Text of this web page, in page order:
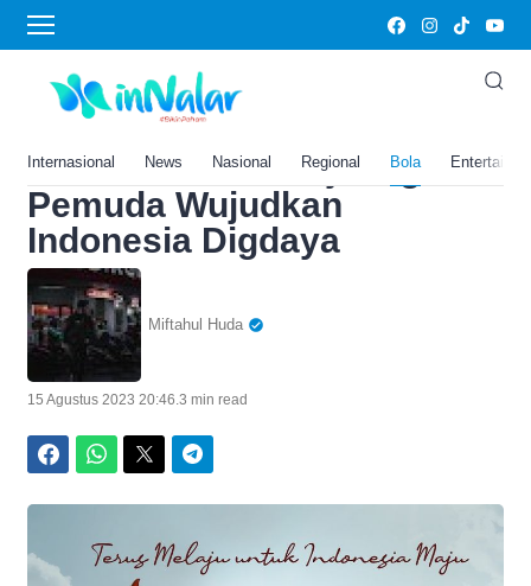
Internasional News Nasional Regional Bola
Home›Bola
Membangun Garuda, Film
yang Cocok Ditonton saat
HUT RI ke-78: Perjuangan 7
Pemuda Wujudkan
Indonesia Digdaya
Miftahul Huda
15 Agustus 2023 20:46.3 min read